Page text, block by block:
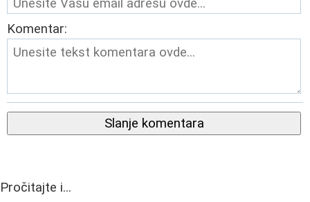
Komentar:
Slanje komentara
Pročitajte i...